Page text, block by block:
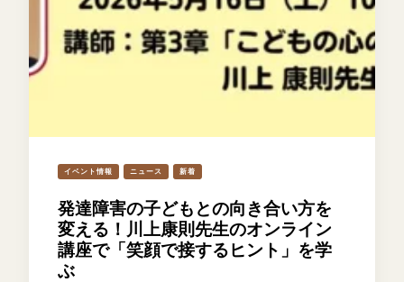
イベント情報 ニュース 新着
発達障害の子どもとの向き合い方を
変える！川上康則先生のオンライン
講座で「笑顔で接するヒント」を学
ぶ